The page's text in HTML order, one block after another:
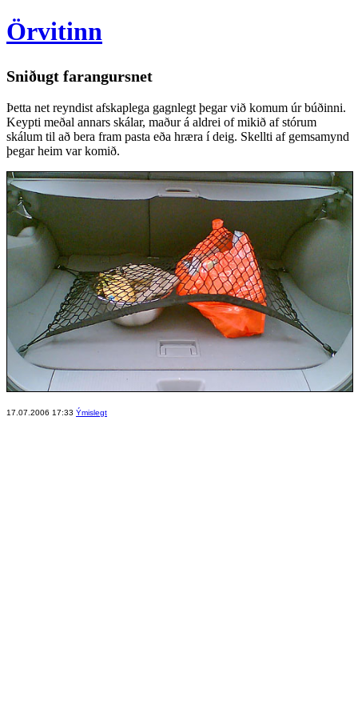
Örvitinn
Sniðugt farangursnet
Þetta net reyndist afskaplega gagnlegt þegar við komum úr búðinni.
Keypti meðal annars skálar, maður á aldrei of mikið af stórum
skálum til að bera fram pasta eða hræra í deig. Skellti af gemsamynd
þegar heim var komið.
17.07.2006 17:33 Ýmislegt